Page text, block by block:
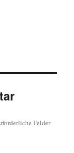
Felder